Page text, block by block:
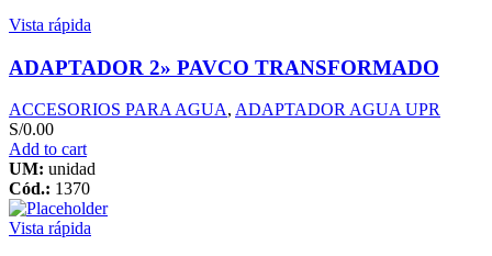
Vista rápida
ADAPTADOR 2» PAVCO TRANSFORMADO
ACCESORIOS PARA AGUA, ADAPTADOR AGUA UPR
S/0.00
Add to cart
UM: unidad
Cód.: 1370
Vista rápida